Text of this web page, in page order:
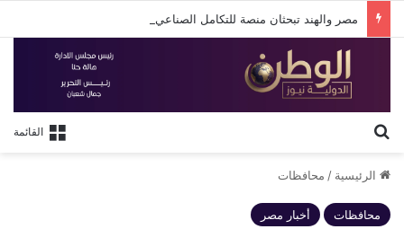
القائمة
الرئيسية / محافظات
محافظات أخبار مصر